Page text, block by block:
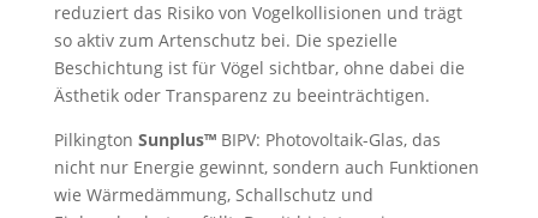
reduziert das Risiko von Vogelkollisionen und trägt
so aktiv zum Artenschutz bei. Die spezielle
Beschichtung ist für Vögel sichtbar, ohne dabei die
Ästhetik oder Transparenz zu beeinträchtigen.
Pilkington Sunplus™ BIPV: Photovoltaik-Glas, das
nicht nur Energie gewinnt, sondern auch Funktionen
wie Wärmedämmung, Schallschutz und